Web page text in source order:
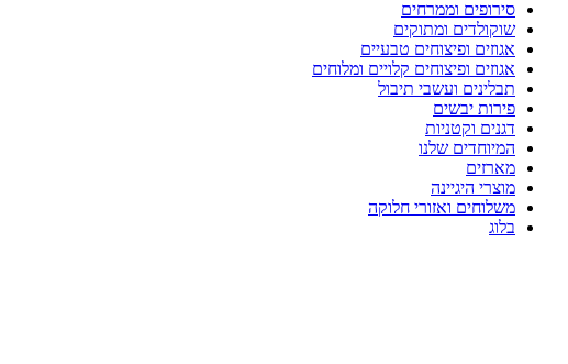
סירופים וממרחים
שוקולדים ומתוקים
אגוזים ופיצוחים טבעיים
אגוזים ופיצוחים קלויים ומלוחים
תבלינים ועשבי תיבול
פירות יבשים
דגנים וקטניות
המיוחדים שלנו
מארזים
מוצרי היגיינה
משלוחים ואזורי חלוקה
בלוג